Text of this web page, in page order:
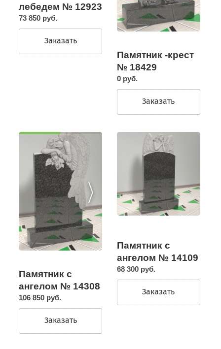
лебедем № 12923
73 850 руб.
Заказать
Памятник -крест
№ 18429
0 руб.
Заказать
Памятник с
ангелом № 14308
106 850 руб.
Заказать
Памятник с
ангелом № 14109
68 300 руб.
Заказать